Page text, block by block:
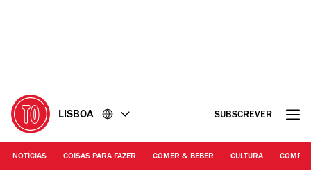
LISBOA SUBSCREVER
NOTÍCIAS COISAS PARA FAZER COMER & BEBER CULTURA
Hugo Nogueira